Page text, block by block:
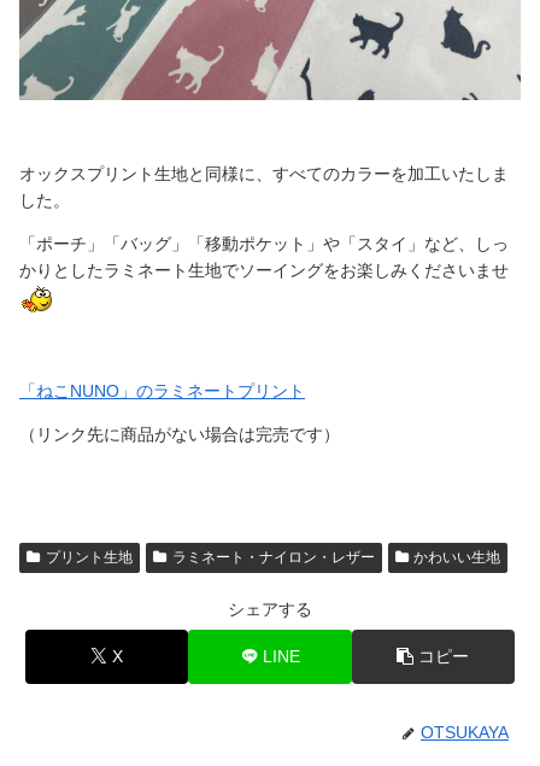
オックスプリント生地と同様に、すべてのカラーを加工いたしま
した。
「ポーチ」「バッグ」「移動ポケット」や「スタイ」など、しっ
かりとしたラミネート生地でソーイングをお楽しみくださいませ
「ねこNUNO」のラミネートプリント
（リンク先に商品がない場合は完売です）
プリント生地 ラミネート・ナイロン・レザー かわいい生地
シェアする
X LINE コピー
OTSUKAYA